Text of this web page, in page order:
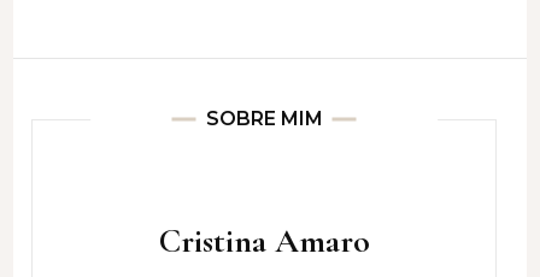
SOBRE MIM
Cristina Amaro